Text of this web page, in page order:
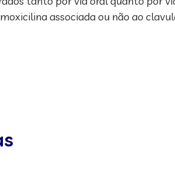
associada ou não ao